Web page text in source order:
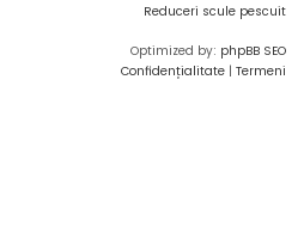
Reduceri scule pescuit
Optimized by: phpBB SEO
Confidențialitate | Termeni